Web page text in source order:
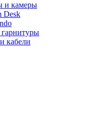
и камеры
Desk
кабели